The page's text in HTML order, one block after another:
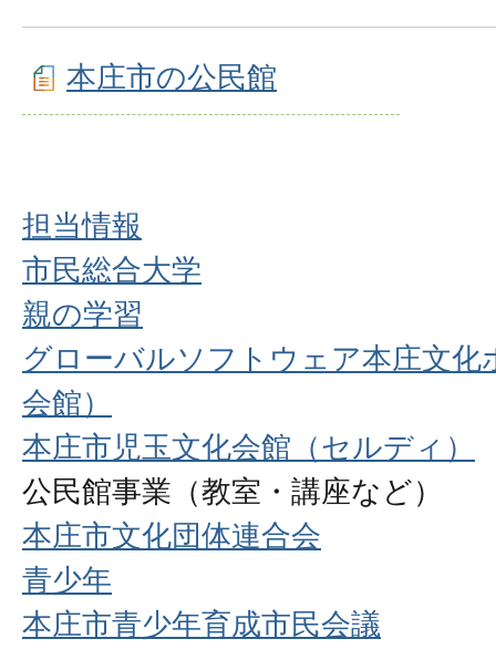
本庄市の公民館
担当情報
市民総合大学
親の学習
グローバルソフトウェア本庄文化
会館）
本庄市児玉文化会館（セルディ）
公民館事業（教室・講座など）
本庄市文化団体連合会
青少年
本庄市青少年育成市民会議